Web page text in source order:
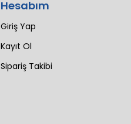
Hesabım
Giriş Yap
Kayıt Ol
Sipariş Takibi